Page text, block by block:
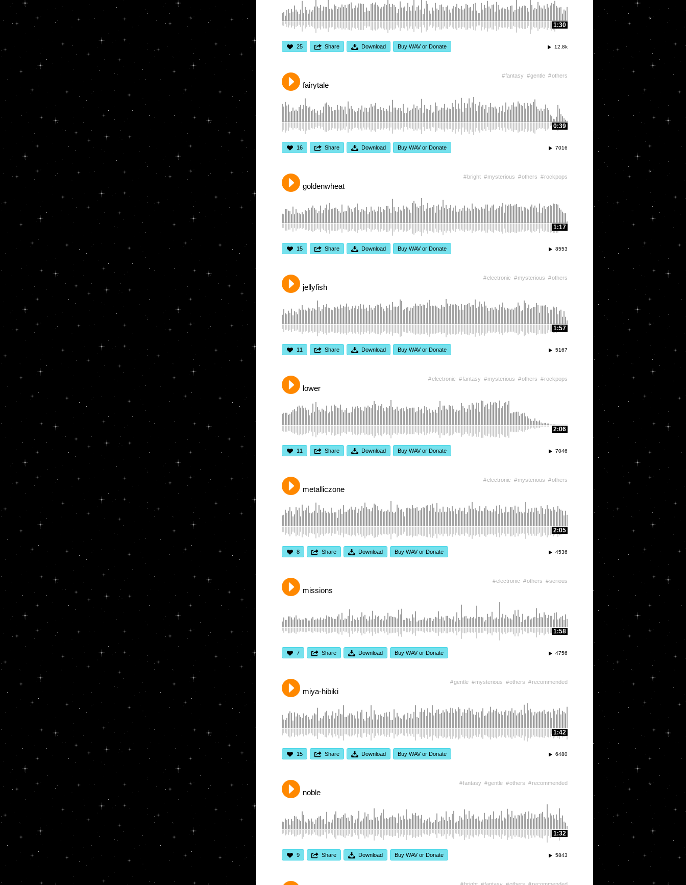
1:30
12.8k
25 Share Download Buy WAV or Donate
fairytale
fantasy gentle others
0:39
7016
16 Share Download Buy WAV or Donate
goldenwheat
bright mysterious others rockpops
1:17
8553
15 Share Download Buy WAV or Donate
jellyfish
electronic mysterious others
1:57
5167
11 Share Download Buy WAV or Donate
lower
electronic fantasy mysterious others rockpops
2:06
7046
11 Share Download Buy WAV or Donate
metalliczone
electronic mysterious others
2:05
4536
8 Share Download Buy WAV or Donate
missions
electronic others serious
1:58
4756
7 Share Download Buy WAV or Donate
miya-hibiki
gentle mysterious others recommended
1:42
6480
15 Share Download Buy WAV or Donate
noble
fantasy gentle others recommended
1:32
5843
9 Share Download Buy WAV or Donate
bright fantasy others recommended